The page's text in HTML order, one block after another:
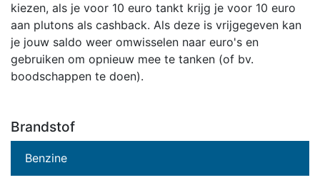
kiezen, als je voor 10 euro tankt krijg je voor 10 euro
aan plutons als cashback. Als deze is vrijgegeven kan
je jouw saldo weer omwisselen naar euro's en
gebruiken om opnieuw mee te tanken (of bv.
boodschappen te doen).
Brandstof
Benzine